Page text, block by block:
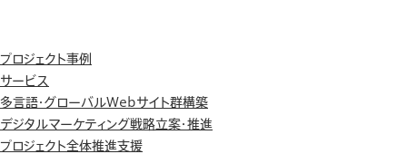
プロジェクト事例
サービス
多言語・グローバルWebサイト群構築
デジタルマーケティング戦略立案・推進
プロジェクト全体推進支援